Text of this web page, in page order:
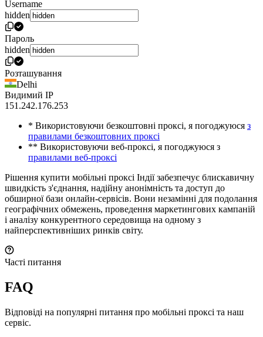
Username
hidden
Пароль
hidden
Розташування
Delhi
Видимий IP
151.242.176.253
* Використовуючи безкоштовні проксі, я погоджуюся з
правилами безкоштовних проксі
** Використовуючи веб-проксі, я погоджуюся з
правилами веб-проксі
Рішення купити мобільні проксі Індії забезпечує блискавичну
швидкість з'єднання, надійну анонімність та доступ до
обширної бази онлайн-сервісів. Вони незамінні для подолання
географічних обмежень, проведення маркетингових кампаній
і аналізу конкурентного середовища на одному з
найперспективніших ринків світу.
Часті питання
FAQ
Відповіді на популярні питання про мобільні проксі та наш
сервіс.